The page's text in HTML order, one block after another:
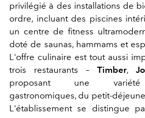
privilégié à des installations de
ordre, incluant des piscines
un centre de fitness
doté de saunas, hammams et
L'offre culinaire est tout aussi
trois restaurants – Timber,
proposant une variété
gastronomiques, du petit-
L'établissement se distingue